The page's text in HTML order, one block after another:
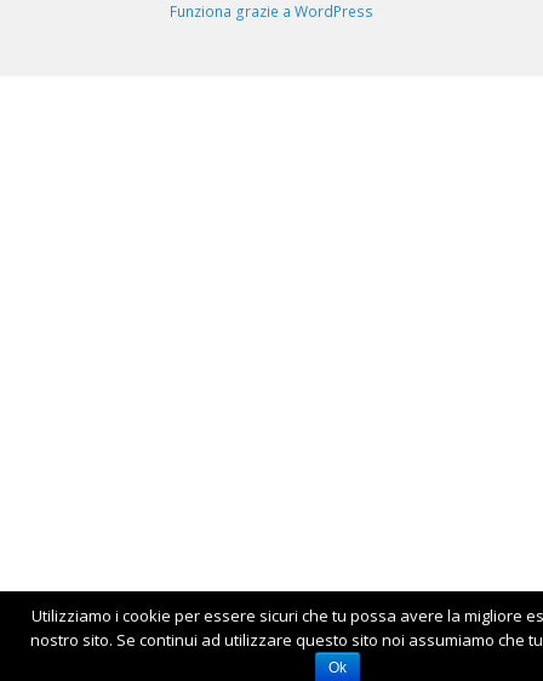
Funziona grazie a WordPress
Utilizziamo i cookie per essere sicuri che tu possa avere la migliore
nostro sito. Se continui ad utilizzare questo sito noi assumiamo che
Ok